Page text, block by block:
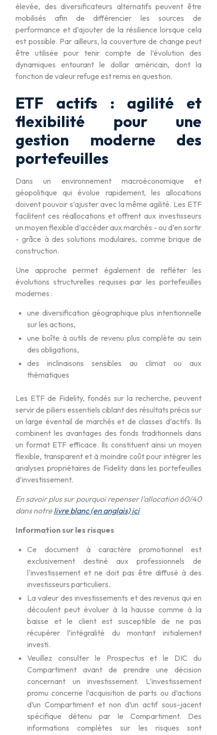
élevée, des diversificateurs alternatifs peuvent être
mobilisés afin de différencier les sources de
performance et d’ajouter de la résilience lorsque cela
est possible. Par ailleurs, la couverture de change peut
être utilisée pour tenir compte de l’évolution des
dynamiques entourant le dollar américain, dont la
fonction de valeur refuge est remis en question.
ETF actifs : agilité et
flexibilité pour une
gestion moderne des
portefeuilles
Dans un environnement macroéconomique et
géopolitique qui évolue rapidement, les allocations
doivent pouvoir s’ajuster avec la même agilité. Les ETF
facilitent ces réallocations et offrent aux investisseurs
un moyen flexible d’accéder aux marchés - ou d’en sortir
- grâce à des solutions modulaires, comme brique de
construction.
Une approche permet également de refléter les
évolutions structurelles requises par les portefeuilles
modernes :
une diversification géographique plus intentionnelle
sur les actions,
une boîte à outils de revenu plus complète au sein
des obligations,
des inclinaisons sensibles au climat ou aux
thématiques
Les ETF de Fidelity, fondés sur la recherche, peuvent
servir de piliers essentiels ciblant des résultats précis sur
un large éventail de marchés et de classes d’actifs. Ils
combinent les avantages des fonds traditionnels dans
un format ETF efficace. Ils constituent ainsi un moyen
flexible, transparent et à moindre coût pour intégrer les
analyses propriétaires de Fidelity dans les portefeuilles
d’investissement.
En savoir plus sur pourquoi repenser l’allocation 60/40
dans notre livre blanc (en anglais) ici
Information sur les risques
Ce document à caractère promotionnel est
exclusivement destiné aux professionnels de
l'investissement et ne doit pas être diffusé à des
investisseurs particuliers.
La valeur des investissements et des revenus qui en
découlent peut évoluer à la hausse comme à la
baisse et le client est susceptible de ne pas
récupérer l’intégralité du montant initialement
investi.
Veuillez consulter le Prospectus et le DIC du
Compartiment avant de prendre une décision
concernant un investissement. L’investissement
promu concerne l’acquisition de parts ou d’actions
d’un Compartiment et non d’un actif sous-jacent
spécifique détenu par le Compartiment. Des
informations complètes sur les risques sont